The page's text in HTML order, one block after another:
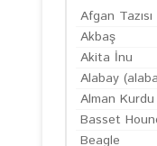
Afgan Tazısı
Akbaş
Akita İnu
Alabay
Alman Kurdu
Basset
Beagle